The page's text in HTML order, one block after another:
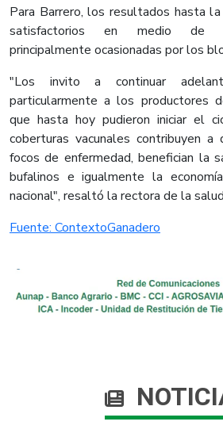
Para Barrero, los resultados hasta
satisfactorios en medio de
principalmente ocasionadas por los
"Los invito a continuar
particularmente a los productores
que hasta hoy pudieron iniciar el
coberturas vacunales contribuyen
focos de enfermedad, benefician la
bufalinos e igualmente la
nacional", resaltó la rectora de la
Fuente: ContextoGanadero